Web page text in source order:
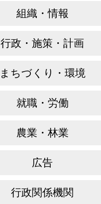
組織・情報
行政・施策・計画
まちづくり・環境
就職・労働
農業・林業
広告
行政関係機関